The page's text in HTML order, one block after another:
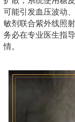
可能引发血压波动
敏剂联合紫外线照
务必在专业医生指
情。